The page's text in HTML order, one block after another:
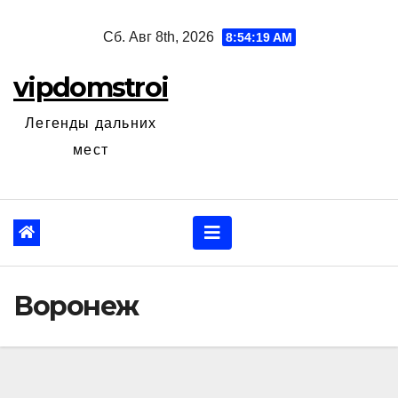
Сб. Авг 8th, 2026 8:54:20 AM
vipdomstroi
Легенды дальних
мест
Воронеж